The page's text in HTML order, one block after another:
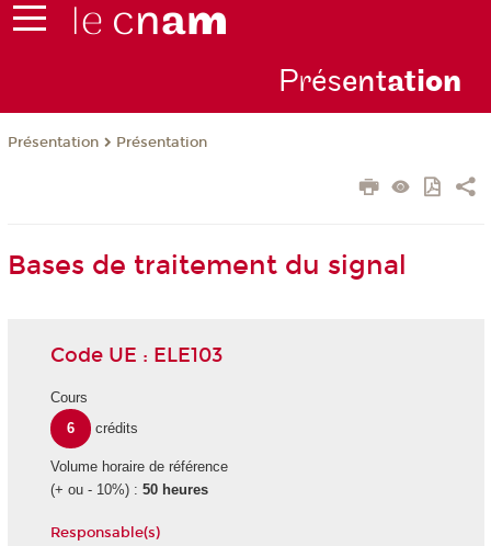
Présentation
Présentation Présentation
Bases de traitement du signal
Code UE : ELE103
Cours
6
crédits
Volume horaire de référence
(+ ou - 10%) : 50 heures
Responsable(s)